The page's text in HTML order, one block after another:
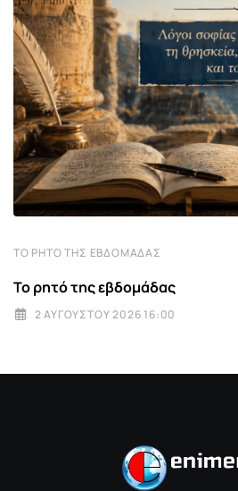
ΤΟ ΡΗΤΌ ΤΗΣ ΕΒΔΟΜΆΔΑΣ
Το ρητό της εβδομάδας
2 ΑΥΓΟΎΣΤΟΥ 2026 16:00